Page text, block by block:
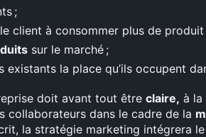
;
client à consommer plus de
sur le marché ;
la place qu’ils occupent
doit avant tout être claire, à la
collaborateurs dans le cadre de la
la stratégie marketing intégrera